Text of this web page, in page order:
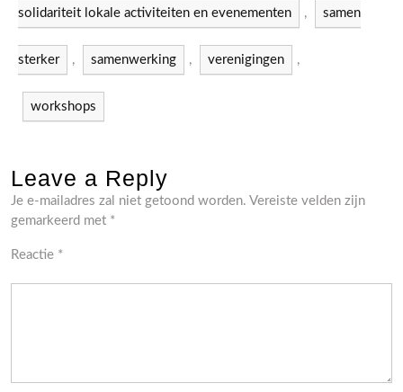
solidariteit lokale activiteiten en evenementen , samen
sterker , samenwerking , verenigingen ,
workshops
Leave a Reply
Je e-mailadres zal niet getoond worden. Vereiste velden zijn
gemarkeerd met *
Reactie *